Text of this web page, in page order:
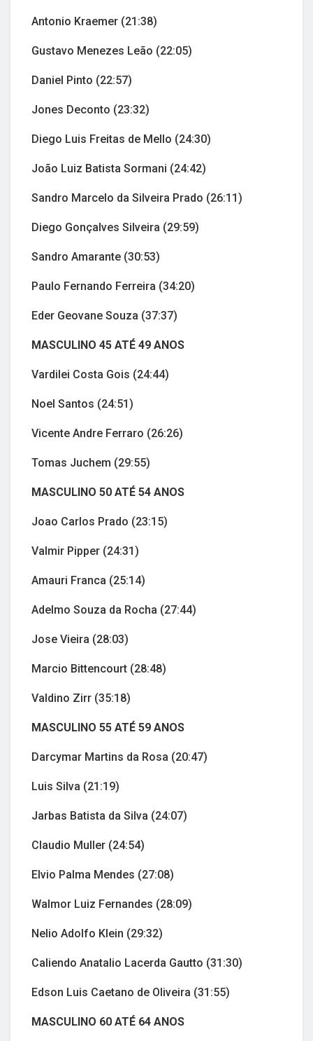
Antonio Kraemer (21:38)
Gustavo Menezes Leão (22:05)
Daniel Pinto (22:57)
Jones Deconto (23:32)
Diego Luis Freitas de Mello (24:30)
João Luiz Batista Sormani (24:42)
Sandro Marcelo da Silveira Prado (26:11)
Diego Gonçalves Silveira (29:59)
Sandro Amarante (30:53)
Paulo Fernando Ferreira (34:20)
Eder Geovane Souza (37:37)
MASCULINO 45 ATÉ 49 ANOS
Vardilei Costa Gois (24:44)
Noel Santos (24:51)
Vicente Andre Ferraro (26:26)
Tomas Juchem (29:55)
MASCULINO 50 ATÉ 54 ANOS
Joao Carlos Prado (23:15)
Valmir Pipper (24:31)
Amauri Franca (25:14)
Adelmo Souza da Rocha (27:44)
Jose Vieira (28:03)
Marcio Bittencourt (28:48)
Valdino Zirr (35:18)
MASCULINO 55 ATÉ 59 ANOS
Darcymar Martins da Rosa (20:47)
Luis Silva (21:19)
Jarbas Batista da Silva (24:07)
Claudio Muller (24:54)
Elvio Palma Mendes (27:08)
Walmor Luiz Fernandes (28:09)
Nelio Adolfo Klein (29:32)
Caliendo Anatalio Lacerda Gautto (31:30)
Edson Luis Caetano de Oliveira (31:55)
MASCULINO 60 ATÉ 64 ANOS